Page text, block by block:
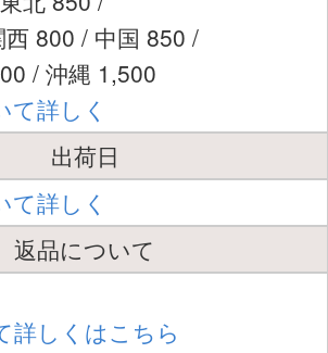
800 / 中国 850 /
/ 沖縄 1,500
て詳しく
出荷日
て詳しく
返品について
詳しくはこちら